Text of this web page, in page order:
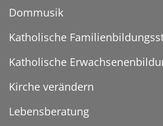
Dommusik
Katholische
Katholische
Kirche verändern
Lebensberatung